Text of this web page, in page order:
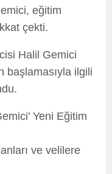
eğitim
çekti.
Halil Gemici
başlamasıyla ilgili
Yeni Eğitim
ve velilere